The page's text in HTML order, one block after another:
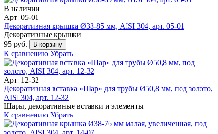
В наличии
Арт: 05-01
Декоративная крышка Ø38-85 мм, AISI 304, арт. 05-01
Декоративные крышки
95 руб.
В корзину
К сравнению Убрать
Арт: 12-32
Декоративная вставка «Шар» для трубы Ø50,8 мм, под золото,
AISI 304, арт. 12-32
Шары, декоративные вставки и элементы
К сравнению Убрать